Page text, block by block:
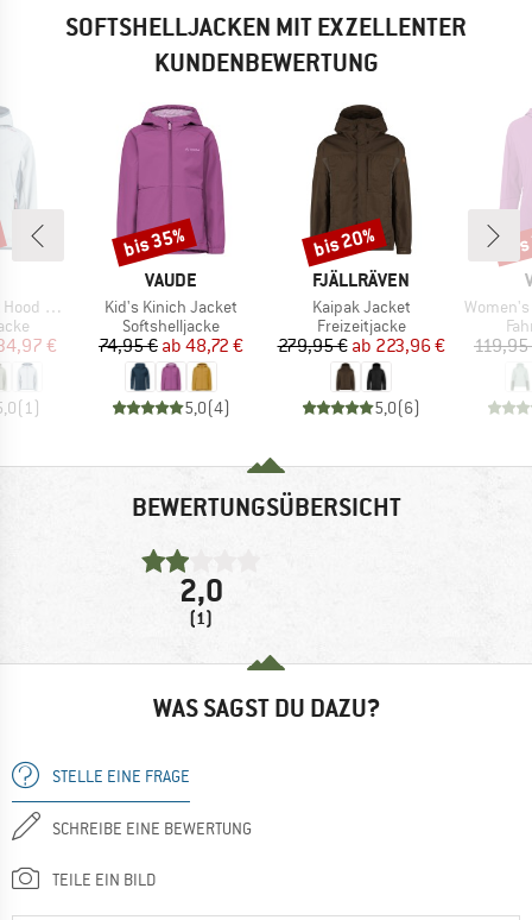
SOFTSHELLJACKEN MIT EXZELLENTER
KUNDENBEWERTUNG
Preis
€
(1)
MARKE
VAUDE
Artikel
Kid's Kinich Jacket
Produktgruppe
Softshelljacke
Preis
74,95 € reduzierter Preis
ab 48,72 €
5,0(4)
Rabatt
bis 35%
MARKE
FJÄLLRÄVEN
Artikel
Kaipak Jacket
Produktgruppe
Freizeitjacke
Preis
279,95 € reduzierter Preis
ab 223,96 €
5,0(6)
Rabatt
bis 20%
Artikel
119,95
BEWERTUNGSÜBERSICHT
2,0
(1)
WAS SAGST DU DAZU?
STELLE EINE FRAGE
SCHREIBE EINE BEWERTUNG
TEILE EIN BILD